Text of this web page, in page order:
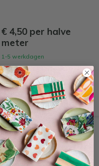
€ 4,50 per halve
meter
1-5 werkdagen
Vergelijk
MEEST GEKOZEN